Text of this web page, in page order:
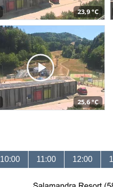
23,9 °C
25,6 °C
10:00 11:00 12:00